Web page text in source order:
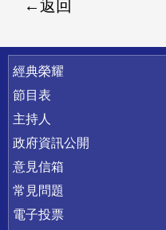
返回
快速連結
經典榮耀
節目表
主持人
政府資訊公開
意見信箱
常見問題
電子投票